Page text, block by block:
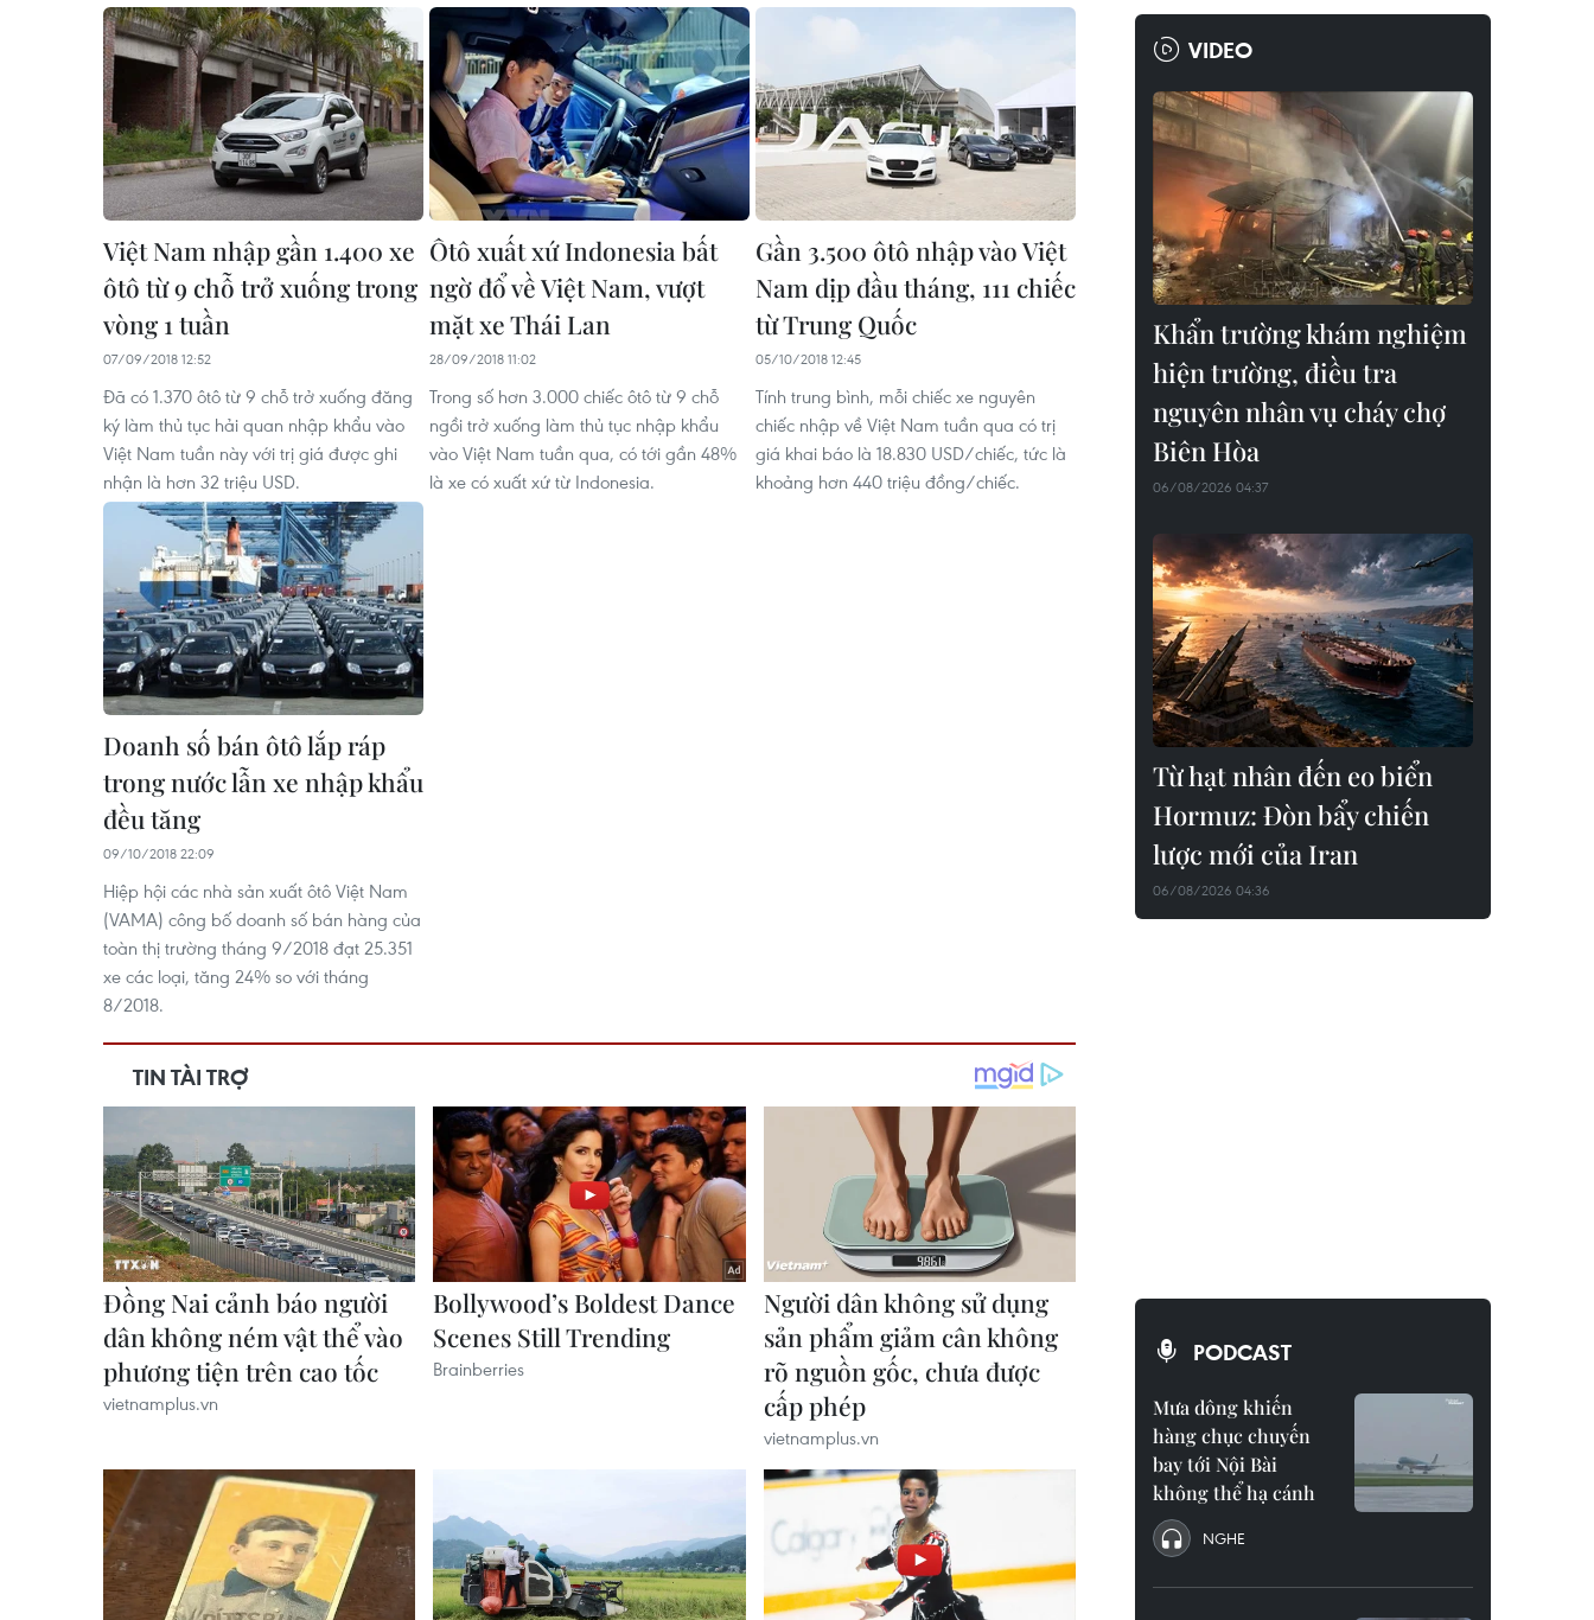
Việt Nam nhập gần 1.400 xe
ôtô từ 9 chỗ trở xuống trong
vòng 1 tuần
07/09/2018 12:52
Đã có 1.370 ôtô từ 9 chỗ trở xuống đăng
ký làm thủ tục hải quan nhập khẩu vào
Việt Nam tuần này với trị giá được ghi
nhận là hơn 32 triệu USD.
Ôtô xuất xứ Indonesia bất
ngờ đổ về Việt Nam, vượt
mặt xe Thái Lan
28/09/2018 11:02
Trong số hơn 3.000 chiếc ôtô từ 9 chỗ
ngồi trở xuống làm thủ tục nhập khẩu
vào Việt Nam tuần qua, có tới gần 48%
là xe có xuất xứ từ Indonesia.
Gần 3.500 ôtô nhập vào Việt
Nam dịp đầu tháng, 111 chiếc
từ Trung Quốc
05/10/2018 12:45
Tính trung bình, mỗi chiếc xe nguyên
chiếc nhập về Việt Nam tuần qua có trị
giá khai báo là 18.830 USD/chiếc, tức là
khoảng hơn 440 triệu đồng/chiếc.
Doanh số bán ôtô lắp ráp
trong nước lẫn xe nhập khẩu
đều tăng
09/10/2018 22:09
Hiệp hội các nhà sản xuất ôtô Việt Nam
(VAMA) công bố doanh số bán hàng của
toàn thị trường tháng 9/2018 đạt 25.351
xe các loại, tăng 24% so với tháng
8/2018.
VIDEO
Khẩn trường khám nghiệm
hiện trường, điều tra
nguyên nhân vụ cháy chợ
Biên Hòa
06/08/2026 04:37
Từ hạt nhân đến eo biển
Hormuz: Đòn bẩy chiến
lược mới của Iran
06/08/2026 04:36
PODCAST
Mưa dông khiến
hàng chục chuyến
bay tới Nội Bài
không thể hạ cánh
NGHE